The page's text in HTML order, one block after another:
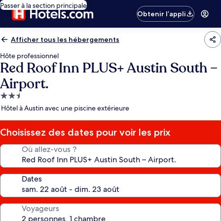
Passer à la section principale
Obtenir l’appli
Afficher tous les hébergements
Hôte professionnel
Red Roof Inn PLUS+ Austin South –
Airport.
Hébergement
2.5 étoiles
Hôtel à Austin avec une piscine extérieure
Choisissez des dates pour voir les prix
Où allez-vous ?
Dates
Voyageurs